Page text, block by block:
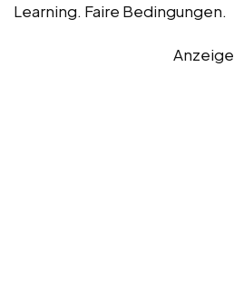
Learning. Faire Bedingungen.
Anzeige